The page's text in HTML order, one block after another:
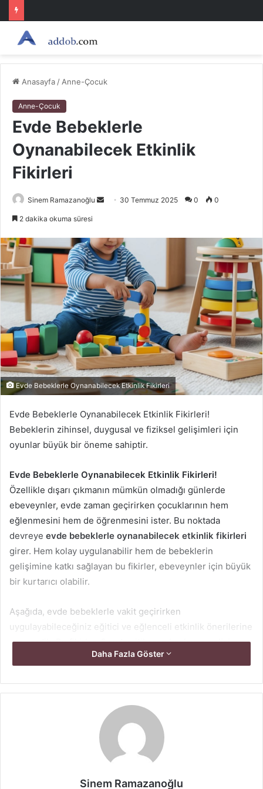
Anasayfa / Anne-Çocuk
Anne-Çocuk
Evde Bebeklerle
Oynanabilecek Etkinlik
Fikirleri
Sinem Ramazanoğlu
Bir
göndermek
30 Temmuz 2025 0 0
2 dakika okuma süresi
Evde Bebeklerle Oynanabilecek Etkinlik Fikirleri
Evde Bebeklerle Oynanabilecek Etkinlik Fikirleri!
Bebeklerin zihinsel, duygusal ve fiziksel gelişimleri için
oyunlar büyük bir öneme sahiptir.
Evde Bebeklerle Oynanabilecek Etkinlik Fikirleri!
Özellikle dışarı çıkmanın mümkün olmadığı günlerde
ebeveynler, evde zaman geçirirken çocuklarının hem
eğlenmesini hem de öğrenmesini ister. Bu noktada
devreye evde bebeklerle oynanabilecek etkinlik fikirleri
girer. Hem kolay uygulanabilir hem de bebeklerin
gelişimine katkı sağlayan bu fikirler, ebeveynler için büyük
bir kurtarıcı olabilir.
Aşağıda, evde bebeklerle vakit geçirirken
uygulayabileceğiniz eğitici ve eğlenceli etkinlik önerilerine
yer verdik. Bu fikirler, 6 aydan itibaren başlayan gelişim
dönemindeki bebeklere uygun şekilde çeşitlendirilmiştir.
1. Duyusal Oyunlar ile Keşfetmeye
Duyusal oyunlar, bebeklerin dokunma, görme, işitme,
koklama ve tatma duyularını geliştirir. Bu oyunlar
sayesinde bebekler dünyayı daha yakından tanır. İşte evde
uygulayabileceğiniz birkaç duyusal oyun fikri:
Daha Fazla Göster
Sinem Ramazanoğlu